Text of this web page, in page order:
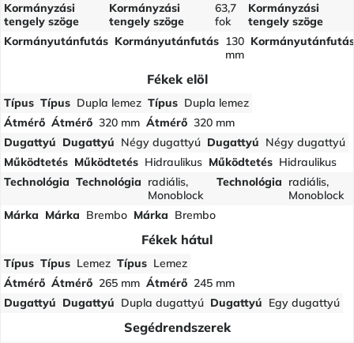
Kormányzási
tengely szöge
Kormányzási
tengely szöge
63,7
fok
Kormányzási
tengely szöge
Kormányutánfutás Kormányutánfutás 130
mm
Kormányutánfutás
Fékek elöl
Típus Típus Dupla lemez Típus Dupla lemez
Átmérő Átmérő 320 mm Átmérő 320 mm
Dugattyú Dugattyú Négy dugattyú Dugattyú Négy dugattyú
Működtetés Működtetés Hidraulikus Működtetés Hidraulikus
Technológia Technológia radiális,
Monoblock
Technológia radiális,
Monoblock
Márka Márka Brembo Márka Brembo
Fékek hátul
Típus Típus Lemez Típus Lemez
Átmérő Átmérő 265 mm Átmérő 245 mm
Dugattyú Dugattyú Dupla dugattyú Dugattyú Egy dugattyú
Segédrendszerek